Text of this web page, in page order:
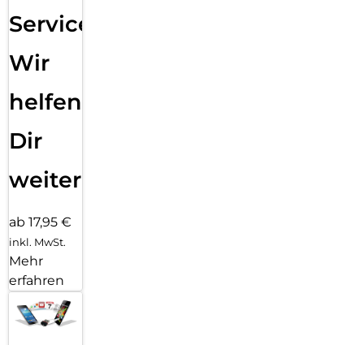
Service:
Wir
helfen
Dir
weiter
ab 17,95 €
inkl. MwSt.
Mehr
erfahren